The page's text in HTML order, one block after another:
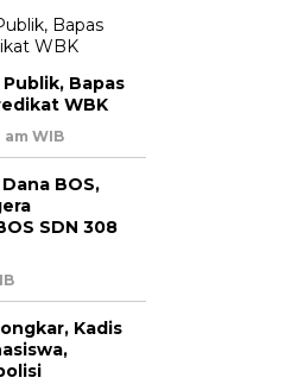
Bapas
WBK
am WIB
BOS,
SDN 308
Kadis